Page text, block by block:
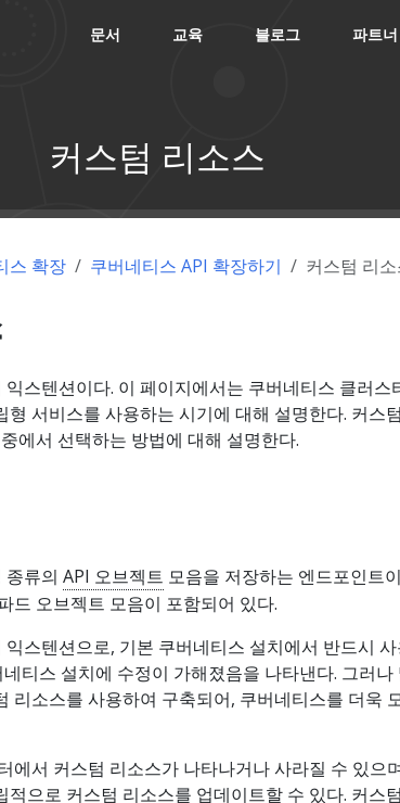
문서 교육 블로그 파트너
커스텀 리소스
스 확장 쿠버네티스 API 확장하기 커스텀 리
스텐션이다. 이 페이지에서는 쿠버네티스 클러스
서비스를 사용하는 시기에 대해 설명한다. 커스
에서 선택하는 방법에 대해 설명한다.
종류의 API 오브젝트 모음을 저장하는 엔드포인트
드 오브젝트 모음이 포함되어 있다.
익스텐션으로, 기본 쿠버네티스 설치에서 반드시
티스 설치에 수정이 가해졌음을 나타낸다. 그러나
리소스를 사용하여 구축되어, 쿠버네티스를 더욱
에서 커스텀 리소스가 나타나거나 사라질 수 있으
으로 커스텀 리소스를 업데이트할 수 있다. 커스